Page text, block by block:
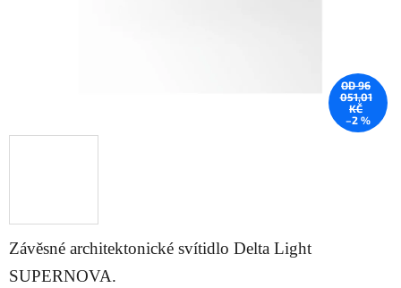
Závěsné architektonické svítidlo Delta Light
SUPERNOVA.
OD 96
051,01
KČ
–2 %